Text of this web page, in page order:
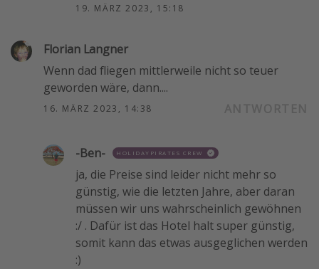
19. MÄRZ 2023, 15:18
Florian Langner
Wenn dad fliegen mittlerweile nicht so teuer
geworden wäre, dann....
16. MÄRZ 2023, 14:38
-Ben- HOLIDAYPIRATES CREW
ja, die Preise sind leider nicht mehr so
günstig, wie die letzten Jahre, aber daran
müssen wir uns wahrscheinlich gewöhnen
:/ . Dafür ist das Hotel halt super günstig,
somit kann das etwas ausgeglichen werden
:)